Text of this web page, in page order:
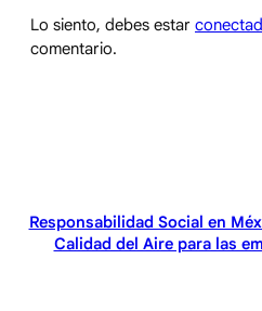
Lo siento, debes estar
comentario.
Responsabilidad Social en
Calidad del Aire para las